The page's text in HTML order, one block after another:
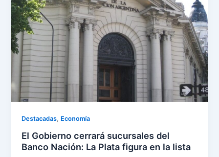
Destacadas, Economía
El Gobierno cerrará sucursales del
Banco Nación: La Plata figura en la lista